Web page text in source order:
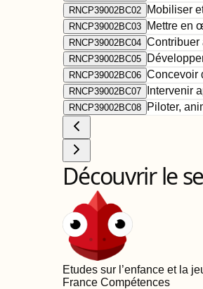
RNCP39002BC02 Mobiliser
RNCP39002BC03 Mettre en
RNCP39002BC04 Contribuer
RNCP39002BC05
RNCP39002BC06 Concevoir
RNCP39002BC07 Intervenir
RNCP39002BC08 Piloter,
Découvrir le
Etudes sur l’enfance et la
France Compétences